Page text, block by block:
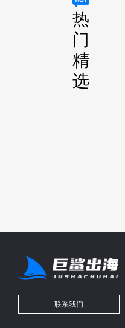
热
门
精
选
联系我们